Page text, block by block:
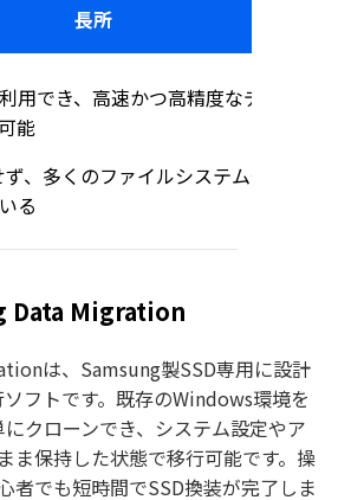
長所
用でき、高速かつ高精度なディスク
能
、多くのファイルシステムや環境
る
Data Migration
は、Samsung製SSD専用に設計
フトです。既存のWindows環境を
クローンでき、システム設定やア
ま保持した状態で移行可能です。操
者でも短時間でSSD換装が完了しま